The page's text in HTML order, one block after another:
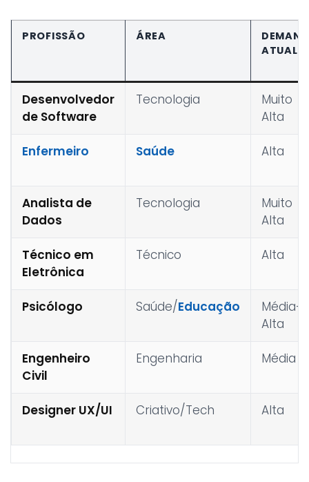
PROFISSÃO ÁREA
ATUAL
Desenvolvedor
de Software
Tecnologia
Muito
Alta
Enfermeiro Saúde Alta
Analista de
Dados
Tecnologia
Muito
Alta
Técnico em
Eletrônica
Técnico Alta
Psicólogo Saúde/Educação
Média-
Alta
Engenheiro
Civil
Engenharia Média
Designer UX/UI Criativo/Tech Alta